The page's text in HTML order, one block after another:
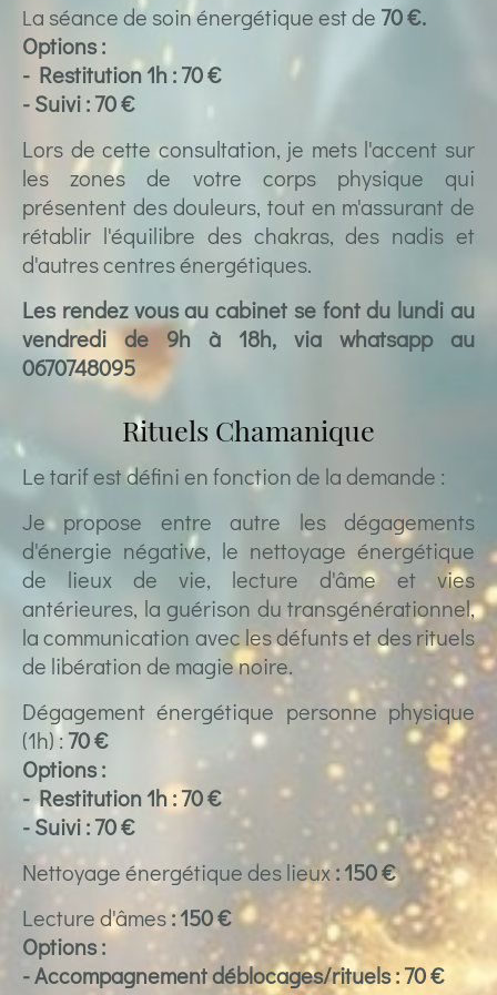
L a séance de soin énergétique est de 70 €.
Options :
- Restitution 1h : 70 €
- Suivi : 70 €
Lors de cette consultation, je mets l'accent sur
les zones de votre corps physique qui
présentent des douleurs, tout en m'assurant de
rétablir l'équilibre des chakras, des nadis et
d'autres centres énergétiques.
Les rendez vous au cabinet se font du lundi au
vendredi de 9h à 18h, via whatsapp au
0670748095
Rituels Chamanique
Le tarif est défini en fonction de la demande :
Je propose entre autre les dégagements
d'énergie négative, le nettoyage énergétique
de lieux de vie, lecture d'âme et vies
antérieures, la guérison du transgénérationnel,
la communication avec les défunts et des rituels
de libération de magie noire.
Dégagement énergétique personne physique
(1h) :70 €
Options :
- Restitution 1h : 70 €
- Suivi : 70 €
Nettoyage énergétique des lieux: 150 €
Lecture d'âmes: 150 €
Options :
- Accompagnement déblocages/rituels : 70 €